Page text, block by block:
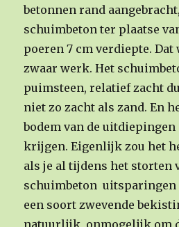
betonnen rand
schuimbeton ter plaatse
poeren 7 cm verdiepte. Dat
zwaar werk. Het
puimsteen, relatief zacht
niet zo zacht als zand. En
bodem van de
krijgen. Eigenlijk zou het
als je al tijdens het storten
schuimbeton uitsparingen
een soort zwevende